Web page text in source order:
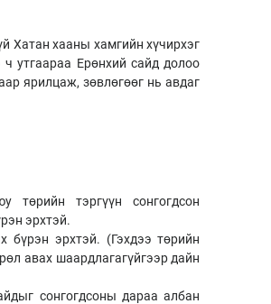
Хатан хааны хамгийн хүчирхэг
утгаараа Ерөнхий сайд долоо
ярилцаж, зөвлөгөөг нь авдаг
тэргүүн сонгогдсон
эрхтэй.
эрхтэй. (Гэхдээ төрийн
авах шаардлагагүйгээр дайн
сонгогдсоны дараа албан